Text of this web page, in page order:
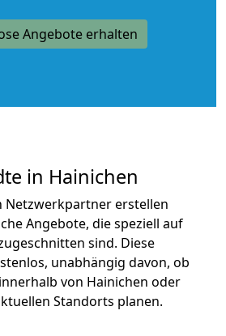
Angebote erhalten
in Hainichen
Netzwerkpartner erstellen
Angebote, die speziell auf
sind. Diese
unabhängig davon, ob
von Hainichen oder
Standorts planen.